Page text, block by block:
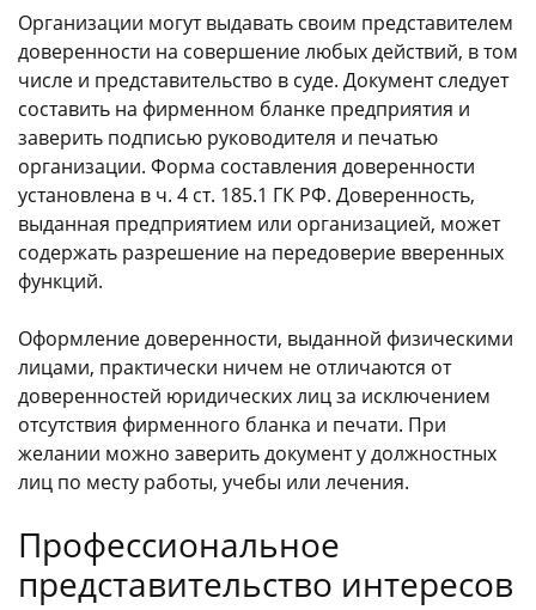
Организации могут выдавать своим представителем
доверенности на совершение любых действий, в том
числе и представительство в суде. Документ следует
составить на фирменном бланке предприятия и
заверить подписью руководителя и печатью
организации. Форма составления доверенности
установлена в ч. 4 ст. 185.1 ГК РФ. Доверенность,
выданная предприятием или организацией, может
содержать разрешение на передоверие вверенных
функций.
Оформление доверенности, выданной физическими
лицами, практически ничем не отличаются от
доверенностей юридических лиц за исключением
отсутствия фирменного бланка и печати. При
желании можно заверить документ у должностных
лиц по месту работы, учебы или лечения.
Профессиональное
представительство интересов